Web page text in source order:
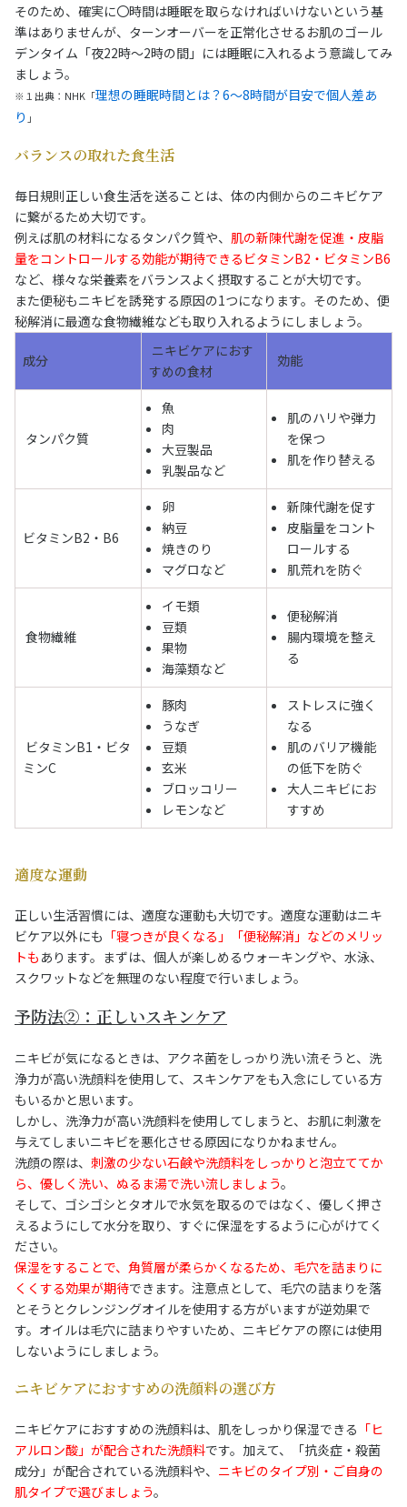
そのため、確実に〇時間は睡眠を取らなければいけないという基
準はありませんが、ターンオーバーを正常化させるお肌のゴール
デンタイム「夜22時〜2時の間」には睡眠に入れるよう意識してみ
ましょう。
※１出典：NHK「理想の睡眠時間とは？6～8時間が目安で個人差あ
り 」
バランスの取れた食生活
毎日規則正しい食生活を送ることは、体の内側からのニキビケア
に繋がるため大切です。
例えば肌の材料になるタンパク質や、 肌の新陳代謝を促進・皮脂
量をコントロールする効能が期待できるビタミンB2・ビタミンB6
など、様々な栄養素をバランスよく摂取することが大切です。
また便秘もニキビを誘発する原因の1つになります。そのため、便
秘解消に最適な食物繊維なども取り入れるようにしましょう。
成分
ニキビケアにおす
すめの食材
効能
タンパク質
魚
肉
大豆製品
乳製品など
肌のハリや弾力
を保つ
肌を作り替える
ビタミンB2・B6
卵
納豆
焼きのり
マグロなど
新陳代謝を促す
皮脂量をコント
ロールする
肌荒れを防ぐ
食物繊維
イモ類
豆類
果物
海藻類など
便秘解消
腸内環境を整え
る
ビタミンB1・ビタ
ミンC
豚肉
うなぎ
豆類
玄米
ブロッコリー
レモンなど
ストレスに強く
なる
肌のバリア機能
の低下を防ぐ
大人ニキビにお
すすめ
適度な運動
正しい生活習慣には、適度な運動も大切です。適度な運動はニキ
ビケア以外にも 「寝つきが良くなる」「便秘解消」などのメリッ
トも あります。まずは、個人が楽しめるウォーキングや、水泳、
スクワットなどを無理のない程度で行いましょう。
予防法②：正しいスキンケア
ニキビが気になるときは、アクネ菌をしっかり洗い流そうと、洗
浄力が高い洗顔料を使用して、スキンケアをも入念にしている方
もいるかと思います。
しかし、洗浄力が高い洗顔料を使用してしまうと、お肌に刺激を
与えてしまいニキビを悪化させる原因になりかねません。
洗顔の際は、 刺激の少ない石鹸や洗顔料をしっかりと泡立ててか
ら、優しく洗い、ぬるま湯で洗い流しましょう。
そして、ゴシゴシとタオルで水気を取るのではなく、優しく押さ
えるようにして水分を取り、すぐに保湿をするように心がけてく
ださい。
保湿をすることで、角質層が柔らかくなるため、毛穴を詰まりに
くくする効果が期待できます。注意点として、毛穴の詰まりを落
とそうとクレンジングオイルを使用する方がいますが逆効果で
す。オイルは毛穴に詰まりやすいため、ニキビケアの際には使用
しないようにしましょう。
ニキビケアにおすすめの洗顔料の選び方
ニキビケアにおすすめの洗顔料は、肌をしっかり保湿できる 「ヒ
アルロン酸」が配合された洗顔料です。加えて、「抗炎症・殺菌
成分」が配合されている洗顔料や、 ニキビのタイプ別・ご自身の
肌タイプで選びましょう。